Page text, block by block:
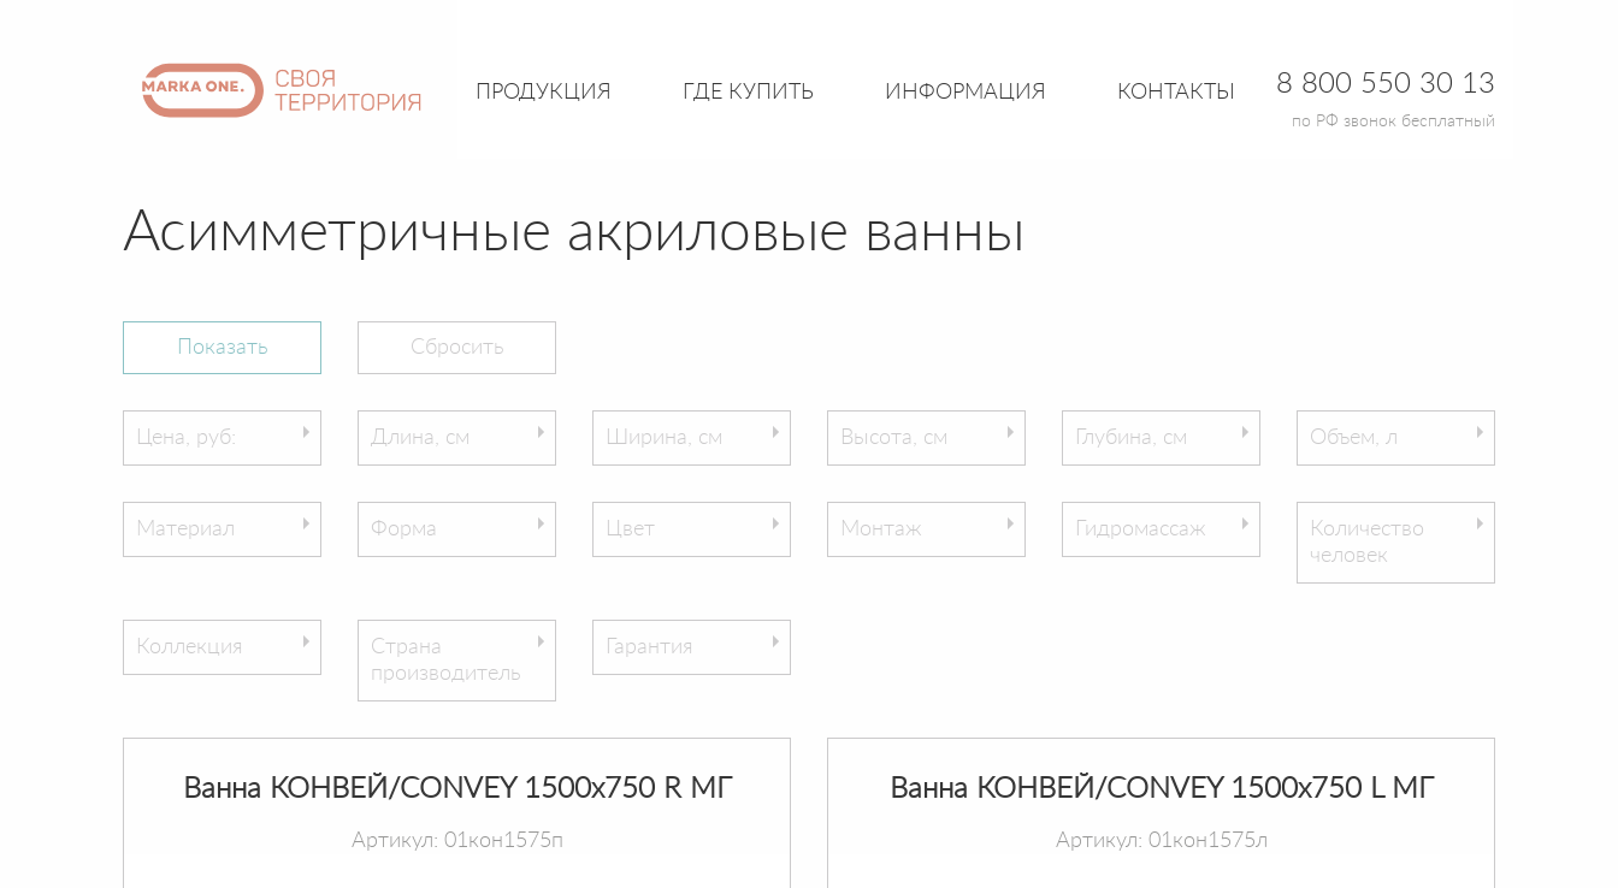
ПРОДУКЦИЯ ГДЕ КУПИТЬ ИНФОРМАЦИЯ КОНТАКТЫ 8 800 550 30 13
по РФ звонок бесплатный
Асимметричные акриловые ванны
Цена, руб: Длина, см Ширина, см Высота, см Глубина, см Объем, л
Материал Форма Цвет Монтаж Гидромассаж
Количество
человек
Коллекция
Страна
производитель
Гарантия
Ванна КОНВЕЙ/CONVEY 1500х750 R МГ
Артикул: 01кон1575п
Ванна КОНВЕЙ/CONVEY 1500х750 L МГ
Артикул: 01кон1575л